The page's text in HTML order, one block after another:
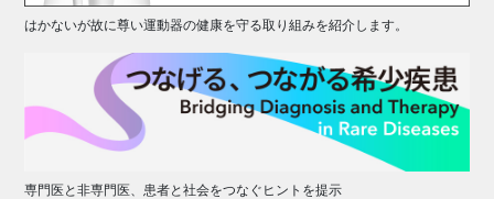
はかないが故に尊い運動器の健康を守る取り組みを紹介します。
専門医と非専門医、患者と社会をつなぐヒントを提示